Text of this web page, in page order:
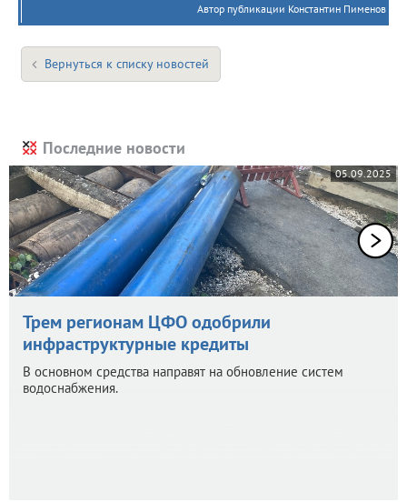
Автор публикации Константин Пименов
Вернуться к списку новостей
Последние новости
05.09.2025
Трем регионам ЦФО одобрили
инфраструктурные кредиты
В основном средства направят на обновление систем
водоснабжения.